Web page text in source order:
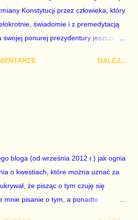
gardło pochwalenie gospodarczej
lat 2007-2015. Bardzo to małe i
polskiego rządu. Generalnie, M...
Konstytucji przez człowieka, który
świadomie i z premedytacją
swojej ponurej prezydentury jeszcze
głosowania znajdował się w
Duda zapowiedział, że złoży do
referendum, które miałoby odbyć
ani partie opozycyjne. Jeśli w
aby głosować zgodnie z wolą
przyzwoitego człowieka i
reguły demokraty jest takie
DALEJ...
bloga (od września 2012 r.) jak ognia
o kwestiach, które można uznać za
że pisząc o tym czuję się
mnie pisanie o tym, a ponadto